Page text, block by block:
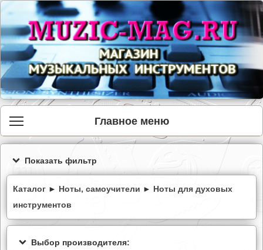
Главное меню
Показать фильтр
Каталог ► Ноты, самоучители ► Ноты для духовых
инструментов
Выбор производителя: